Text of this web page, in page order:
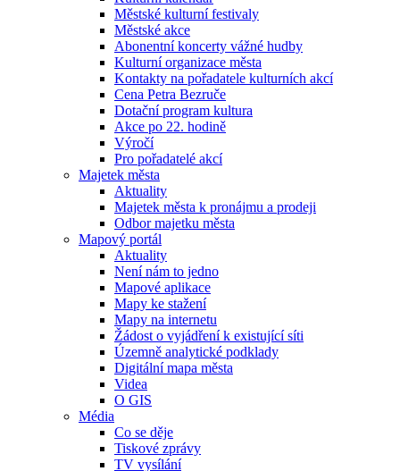
Městské kulturní festivaly
Městské akce
Abonentní koncerty vážné hudby
Kulturní organizace města
Kontakty na pořadatele kulturních akcí
Cena Petra Bezruče
Dotační program kultura
Akce po 22. hodině
Výročí
Pro pořadatelé akcí
Majetek města
Aktuality
Majetek města k pronájmu a prodeji
Odbor majetku města
Mapový portál
Aktuality
Není nám to jedno
Mapové aplikace
Mapy ke stažení
Mapy na internetu
Žádost o vyjádření k existující síti
Územně analytické podklady
Digitální mapa města
Videa
O GIS
Média
Co se děje
Tiskové zprávy
TV vysílání